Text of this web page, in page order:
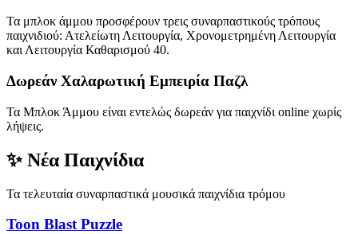
Τα μπλοκ άμμου προσφέρουν τρεις συναρπαστικούς τρόπους
παιχνιδιού: Ατελείωτη Λειτουργία, Χρονομετρημένη Λειτουργία
και Λειτουργία Καθαρισμού 40.
Δωρεάν Χαλαρωτική Εμπειρία Παζλ
Τα Μπλοκ Άμμου είναι εντελώς δωρεάν για παιχνίδι online χωρίς
λήψεις.
✨ Νέα Παιχνίδια
Τα τελευταία συναρπαστικά μουσικά παιχνίδια τρόμου
Toon Blast Puzzle